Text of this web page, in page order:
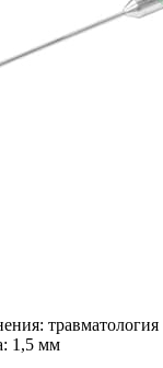
травматология
1,5 мм